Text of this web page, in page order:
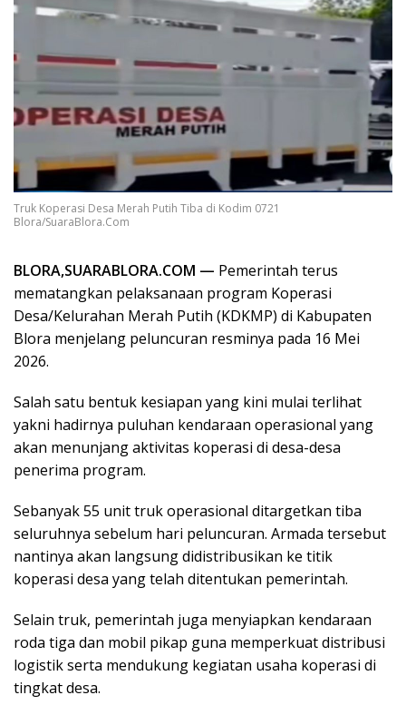
Truk Koperasi Desa Merah Putih Tiba di Kodim 0721
Blora/SuaraBlora.Com
BLORA,SUARABLORA.COM — Pemerintah terus
mematangkan pelaksanaan program Koperasi
Desa/Kelurahan Merah Putih (KDKMP) di Kabupaten
Blora menjelang peluncuran resminya pada 16 Mei
2026.
Salah satu bentuk kesiapan yang kini mulai terlihat
yakni hadirnya puluhan kendaraan operasional yang
akan menunjang aktivitas koperasi di desa-desa
penerima program.
Sebanyak 55 unit truk operasional ditargetkan tiba
seluruhnya sebelum hari peluncuran. Armada tersebut
nantinya akan langsung didistribusikan ke titik
koperasi desa yang telah ditentukan pemerintah.
Selain truk, pemerintah juga menyiapkan kendaraan
roda tiga dan mobil pikap guna memperkuat distribusi
logistik serta mendukung kegiatan usaha koperasi di
tingkat desa.